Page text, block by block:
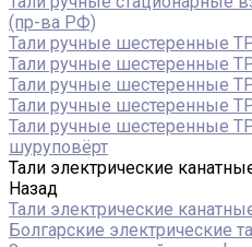
(пр-ва РФ)
Тали ручные шестеренные
Тали ручные шестеренные
Тали ручные шестеренные
Тали ручные шестеренные
Тали ручные шестеренные
шуруповёрт
Тали электрические
Назад
Тали электрические
Болгарские электрические